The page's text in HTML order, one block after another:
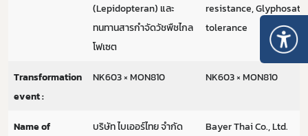
(Lepidopteran) และ
ทนทานสารกำจัดวัชพืชไกล
โฟเซต
resistance, Glyphosate
tolerance
Transformation
event :
NK603 × MON810 NK603 × MON810
Name of
บริษัท ไบเออร์ไทย จำกัด Bayer Thai Co., Ltd.